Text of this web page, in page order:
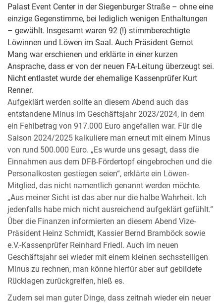
Palast Event Center in der Siegenburger Straße – ohne eine
einzige Gegenstimme, bei lediglich wenigen Enthaltungen
– gewählt. Insgesamt waren 92 (!) stimmberechtigte
Löwinnen und Löwen im Saal. Auch Präsident Gernot
Mang war erschienen und erklärte in einer kurzen
Ansprache, dass er von der neuen FA-Leitung überzeugt sei.
Nicht entlastet wurde der ehemalige Kassenprüfer Kurt
Renner.
Aufgeklärt werden sollte an diesem Abend auch das
entstandene Minus im Geschäftsjahr 2023/2024, in dem
ein Fehlbetrag von 917.000 Euro angefallen war. Für die
Saison 2024/2025 kalkuliere man erneut mit einem Minus
von rund 500.000 Euro. „Es wurde uns gesagt, dass die
Einnahmen aus dem DFB-Fördertopf eingebrochen und die
Personalkosten gestiegen seien“, erklärte ein Löwen-
Mitglied, das nicht namentlich genannt werden möchte.
„Aus meiner Sicht ist das aber nur die halbe Wahrheit. Ich
jedenfalls habe mich nicht ausreichend aufgeklärt gefühlt.“
Über die Finanzen informierten an diesem Abend Vize-
Präsident Heinz Schmidt, Kassier Bernd Bramböck sowie
e.V.-Kassenprüfer Reinhard Friedl. Auch im neuen
Geschäftsjahr sei wieder mit einem kleinen sechsstelligen
Minus zu rechnen, man könne hierfür aber auf gebildete
Rücklagen zurückgreifen, hieß es.
Zudem sei man guter Dinge, dass zeitnah wieder ein neuer